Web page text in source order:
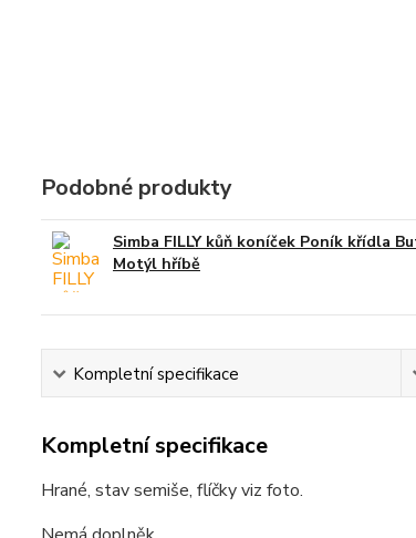
Podobné produkty
Simba FILLY kůň koníček Poník křídla
Motýl hříbě
Kompletní specifikace
Kompletní specifikace
Hrané, stav semiše, flíčky viz foto.